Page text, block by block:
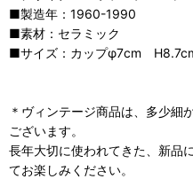
■製造年：1960-1990
■素材：セラミック
■サイズ：カップφ7cm
＊ヴィンテージ商品は、多少細
ございます。
長年大切に使われてきた、新品
てお楽しみください。